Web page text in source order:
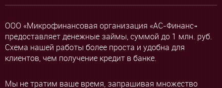
ООО «Микрофинансовая организация «АС-Финанс»
предоставляет денежные займы, суммой до 1 млн. руб.
Схема нашей работы более проста и удобна для
клиентов, чем получение кредит в банке.
Мы не тратим ваше время, запрашивая множество